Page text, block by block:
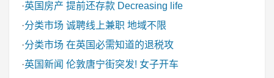
·英国房产 提前还存款 Decreasing life
·分类市场 诚聘线上兼职 地域不限
·分类市场 在英国必需知道的退税攻
·英国新闻 伦敦唐宁街突发! 女子开车